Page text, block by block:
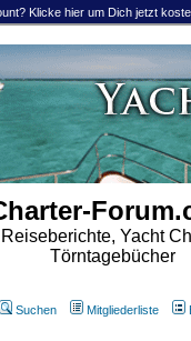
Klicke hier um Dich jetzt
Yacht
Törntagebücher
Suchen Mitgliederliste